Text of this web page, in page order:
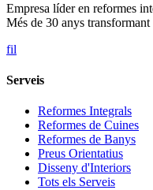
Empresa líder en reformes
Més de 30 anys
fil
Serveis
Reformes Integrals
Reformes de Cuines
Reformes de Banys
Preus Orientatius
Disseny d'Interiors
Tots els Serveis